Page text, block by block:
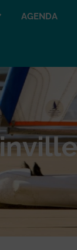
AGENDA